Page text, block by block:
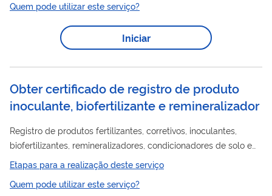
sujeitos à vigilância sanitária.
Quem pode utilizar este serviço?
Iniciar
Obter certificado de registro de produto
inoculante, biofertilizante e remineralizador
Registro de produtos fertilizantes, corretivos, inoculantes,
biofertilizantes, remineralizadores, condicionadores de solo e
substratos para plantas é o ato legal que reconhece a
adequação desses produtos às legislações do MAPA. A
solicitação para registro de produtos deve ser apresentada ao
Etapas para a realização deste serviço
Quem pode utilizar este serviço?